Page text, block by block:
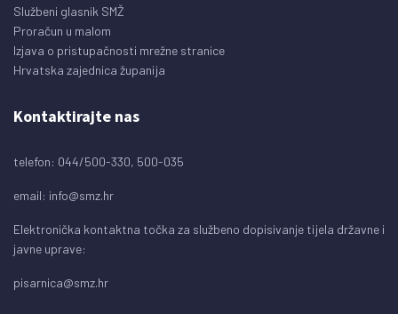
Službeni glasnik SMŽ
Proračun u malom
Izjava o pristupačnosti mrežne stranice
Hrvatska zajednica županija
Kontaktirajte nas
telefon: 044/500-330, 500-035
email: info@smz.hr
Elektronička kontaktna točka za službeno dopisivanje tijela državne i
javne uprave:
pisarnica@smz.hr